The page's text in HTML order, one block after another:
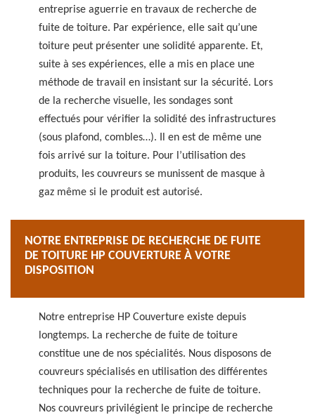
entreprise aguerrie en travaux de recherche de
fuite de toiture. Par expérience, elle sait qu’une
toiture peut présenter une solidité apparente. Et,
suite à ses expériences, elle a mis en place une
méthode de travail en insistant sur la sécurité. Lors
de la recherche visuelle, les sondages sont
effectués pour vérifier la solidité des infrastructures
(sous plafond, combles…). Il en est de même une
fois arrivé sur la toiture. Pour l’utilisation des
produits, les couvreurs se munissent de masque à
gaz même si le produit est autorisé.
NOTRE ENTREPRISE DE RECHERCHE DE FUITE
DE TOITURE HP COUVERTURE À VOTRE
DISPOSITION
Notre entreprise HP Couverture existe depuis
longtemps. La recherche de fuite de toiture
constitue une de nos spécialités. Nous disposons de
couvreurs spécialisés en utilisation des différentes
techniques pour la recherche de fuite de toiture.
Nos couvreurs privilégient le principe de recherche